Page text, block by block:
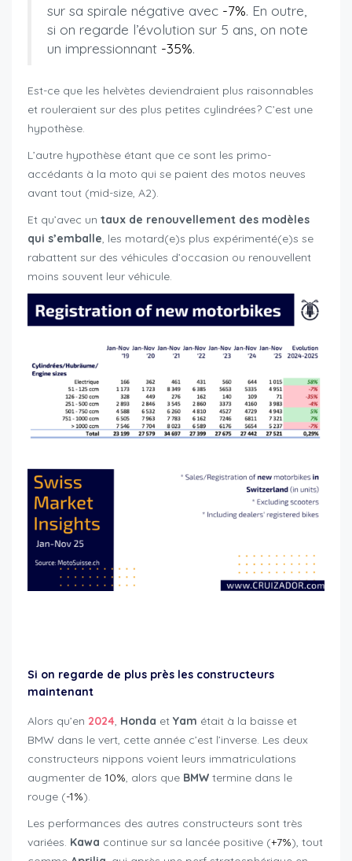
sur sa spirale négative avec -7%. En outre,
si on regarde l’évolution sur 5 ans, on note
un impressionnant -35%.
Est-ce que les helvètes deviendraient plus raisonnables
et rouleraient sur des plus petites cylindrées? C’est une
hypothèse.
L’autre hypothèse étant que ce sont les primo-
accédants à la moto qui se paient des motos neuves
avant tout (mid-size, A2).
Et qu’avec un taux de renouvellement des modèles
qui s’emballe, les motard(e)s plus expérimenté(e)s se
rabattent sur des véhicules d’occasion ou renouvellent
moins souvent leur véhicule.
Si on regarde de plus près les constructeurs
maintenant
Alors qu’en 2024, Honda et Yam était à la baisse et
BMW dans le vert, cette année c’est l’inverse. Les deux
constructeurs nippons voient leurs immatriculations
augmenter de 10%, alors que BMW termine dans le
rouge (-1%).
Les performances des autres constructeurs sont très
variées. Kawa continue sur sa lancée positive (+7%), tout